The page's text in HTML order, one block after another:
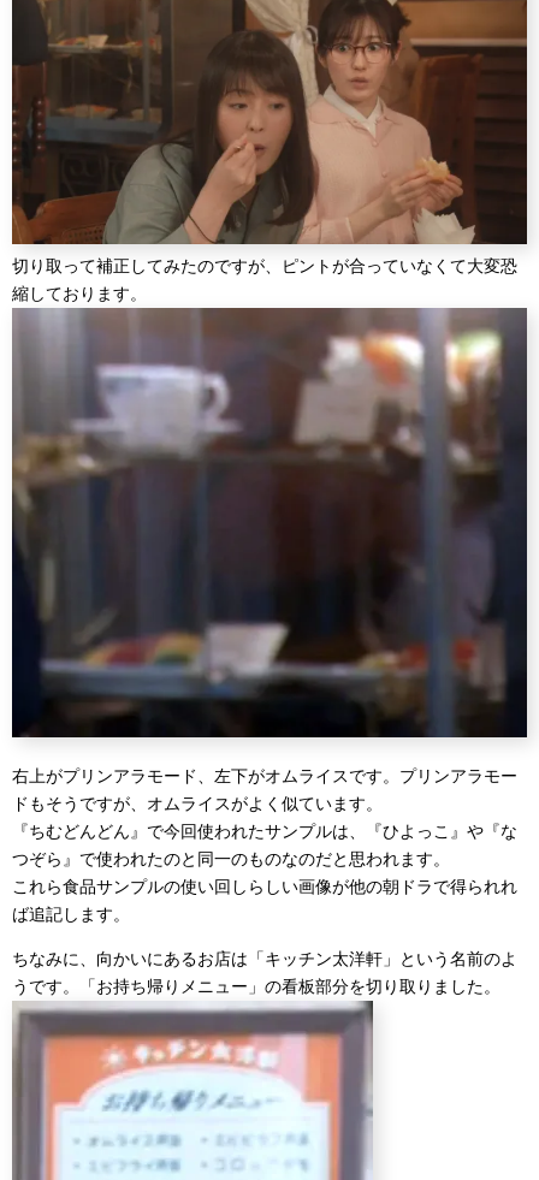
切り取って補正してみたのですが、ピントが合っていなくて大変恐
縮しております。
右上がプリンアラモード、左下がオムライスです。プリンアラモー
ドもそうですが、オムライスがよく似ています。
『ちむどんどん』で今回使われたサンプルは、『ひよっこ』や『な
つぞら』で使われたのと同一のものなのだと思われます。
これら食品サンプルの使い回しらしい画像が他の朝ドラで得られれ
ば追記します。
ちなみに、向かいにあるお店は「キッチン太洋軒」という名前のよ
うです。「お持ち帰りメニュー」の看板部分を切り取りました。